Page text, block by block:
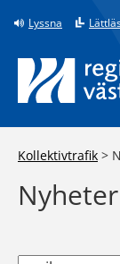
Till innehåll på
Lyssna
Kollektivtrafik >
Nyheter